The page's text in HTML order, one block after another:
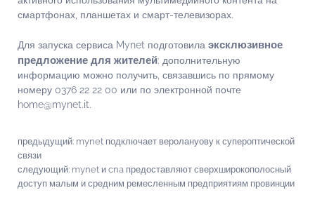
смартфонах, планшетах и смарт-телевизорах.
Для запуска сервиса Mynet подготовила эксклюзивное
предложение для жителей: дополнительную
информацию можно получить, связавшись по прямому
номеру 0376 22 22 00 или по электронной почте
home@mynet.it.
предыдущий: mynet подключает веролануову к супероптической
связи
следующий: mynet и cna предоставляют сверхширокополосный
доступ малым и средним ремесленным предприятиям провинции